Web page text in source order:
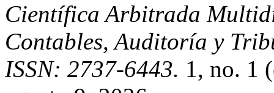
Científica Arbitrada
Contables, Auditoría y
ISSN: 2737-6443. 1, no. 1